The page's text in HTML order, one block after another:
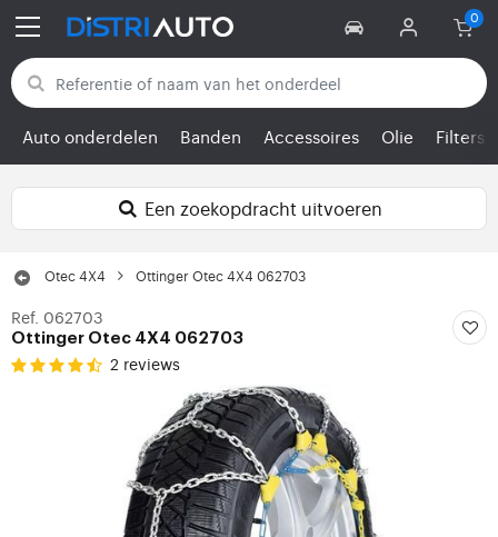
Terug naar categorieën
Auto onderdelen Banden Accessoires Olie Filters
Een zoekopdracht uitvoeren
Otec 4X4 Ottinger Otec 4X4 062703
Ref. 062703
Ottinger Otec 4X4 062703
2 reviews